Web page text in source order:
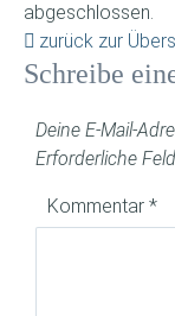
abgeschlossen.
zurück zur
Schreibe
Deine E-Mail-
Erforderliche
Kommentar *